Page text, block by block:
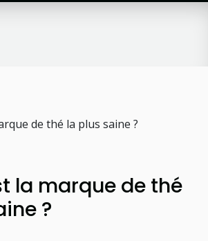
de thé la plus saine ?
la marque de thé
?